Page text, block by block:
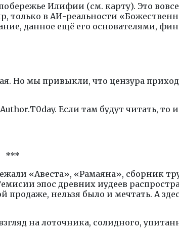
Илифии (см. карту). Это
в АИ-реальности
данное ещё его основателями,
Но мы привыкли, что цензура
Если там будут читать, то
***
«Авеста», «Рамаяна», сборник
эпос древних иудеев
нельзя было и мечтать. А
на лоточника, солидного,